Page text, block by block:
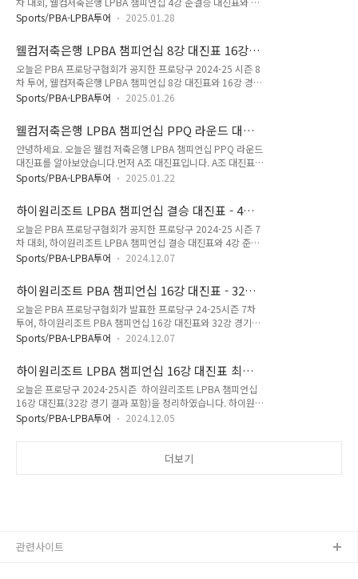
28일(금)대회 장소: 고양 킨텍스 PBA 스타디움 (킨텍스 2전시
장 7홀)주최/주관: (사)프로당구협회 PBA타이틀 스폰서: 웰컴저
Sports, KBS N Sports,..
강 경기결과를 정리했습니다. 우선 1월 27일 펼쳐진 웰컴저축
를 자세하게 살펴보겠습니다. ■ 웰컴저축은행 LPBA 챔피언십
8강 경기결과 웰컴저축은행 LPBA 챔피언십 8강 경기결과, 4강
준결승 진출이 확정된 선수는김가영, 백민주, 김민아, 김예은 선
수입니다. 상금 랭킹 페이지에 공지한 정보를 기초로 한눈에
볼 수 있도록 정보한 " data-og-host="onionwise.com"
url="https://onionwise.tistory.com/196" data-og-url=..
Sports/PBA-LPBA투어 2025.01.28
웰컴저축은행 LPBA 챔피언십 8강 대진표 16강
경기결과(24-25시즌)
오늘은 PBA 프로당구협회가 공지한 프로당구 2024-25 시즌 8
차 투어, 웰컴저축은행 LPBA 챔피언십 8강 대진표와 16강 경기
결과를 정리했습니다. 올 시즌부터는 여자 프로당구 선수들의
상금이 4천만원으로 상향된 것이 영향이 있을까요? 하하하. 아
무튼 애버리지 1.0은 물론 1.5, 2.0을 상회는 경기도 많이 나오
고 있습니다. 웰컴저축은행 16강 경기결과에서는 어껄까요? 8
강 대진표애 앞서 16강 경기결과부터 살펴보겠습니다. ■ 웰컴
저축은행 LPBA 챔피언십 16강 경기결과 웰컴저축은행 LPBA
16강 경기 결과에서 승리하여 8강 대진표에 이름을 올린 8강 진
출 확정선..
Sports/PBA-LPBA투어 2025.01.26
웰컴저축은행 LPBA 챔피언십 PPQ 라운드 대진
표 (2024-25시즌)
안녕하세요. 오늘은 웰컴 저축은행 LPBA 챔피언십 PPQ 라운드
대진표를 알아보았습니다.먼저 A조 대진표입니다. A조 대진표에
서는 눈에 띄는 대전을 살펴보면은 먼저 일본 여자당구선수, 히
올라있습니다. PG 라운드에 올라온 상대를 이기면 64강전에서
김진아 선수와 경기를 펼치게 됩니다. 한편 64강에 먼저 올라 있
는 김가영 선수는 PPQ 라운드의 이다정, 김은경, 양혜영, 김우
주 선수의 승자와 경기를 펼치게 됩니다. 또 64강에 먼저 올라
있는 차유람 선수는 PPQ 라운드에서 경기를 펼치는 박지현, 김
입니다. B조 대진표에서 눈에 띄는 대진표는 한슬기 선수입니다.
한슬기 선..
Sports/PBA-LPBA투어 2025.01.22
하이원리조트 LPBA 챔피언십 결승 대진표 - 4강
경기결과 (프로당구 2024-25)
오늘은 PBA 프로당구협회가 공지한 프로당구 2024-25 시즌 7
차 대회, 하이원리조트 LPBA 챔피언십 결승 대진표와 4강 준결
승 경기결과를 정리했습니다. 결론적으로 하이원리조트 LPBA
며 12월 8일 밤 10시 부터 TV 중계방송됩니다. PBA LPBA
UMB KBF 당구대회 순위별 상금 - 우승 준우승 8강 16강오늘은
LPBA투어 프로당구 상금 - 총상금, 우승상금, 준우승 8강 16강
32강 64강 상금변화 정보를 정리하였습니다. 더불어 남자 당구
선수들이 참여하는 PBA 투어 상금까지 정리했으며, UMB와
분들은 위에 정리한 PBA LPBA 간 순위별 상금..
Sports/PBA-LPBA투어 2024.12.07
하이원리조트 PBA 챔피언십 16강 대진표 - 32강
경기결과 (프로당구 2024-25)
오늘은 PBA 프로당구협회가 발표한 프로당구 24-25시즌 7차
투어, 하이원리조트 PBA 챔피언십 16강 대진표와 32강 경기결
과를 정리하였습니다. 상금 1억원이 걸린 PBA 프로당구대회의
대를 떠난 이후에 쿠드롱을 대체할 선수는 누가 될까요? 한편
하이원리조트 챔피언십 대회는 프로당구가 출범한 지 여섯 번째
시즌에 해당하는 프로당구 2024-25 시즌 7차 대회로 하이원리
조트 PBA챔피언십과 하이원리조트 LPBA 챔피언십으로 나누어
펼쳐지고 있습니다. 그런 하이원리조트 PBA챔피언십 32강 경
Sports/PBA-LPBA투어 2024.12.07
하이원리조트 LPBA 챔피언십 16강 대진표 최종
(프로당구 2024-25시즌)
오늘은 프로당구 2024-25시즌 하이원리조트 LPBA 챔피언십
16강 대진표(32강 경기 결과 포함)을 정리하였습니다. 하이원리
조트 LPBA 챔피언십 24-25 32강 1일차 경기 결과 하이원리조
상대 선수를 이기고, 하이원리조트 LPBA 챔피언십 24-25 16강
Sports/PBA-LPBA투어 2024.12.05
더보기
관련사이트